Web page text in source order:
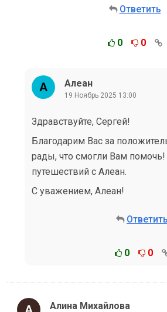
Ответить
0 0
Алеан
19 Ноябрь 2025 13:00
Здравствуйте, Сергей!
Благодарим Вас за
рады, что смогли Вам
путешествий с Алеан.
С уважением, Алеан!
Ответить
0 0
Алина Михайлова